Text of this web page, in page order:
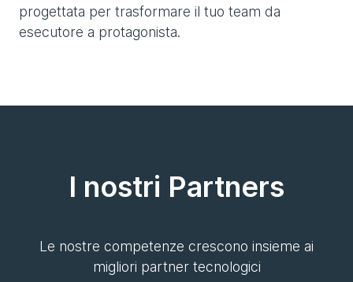
progettata per trasformare il tuo team da
esecutore a protagonista.
I nostri Partners
Le nostre competenze crescono insieme ai
migliori partner tecnologici